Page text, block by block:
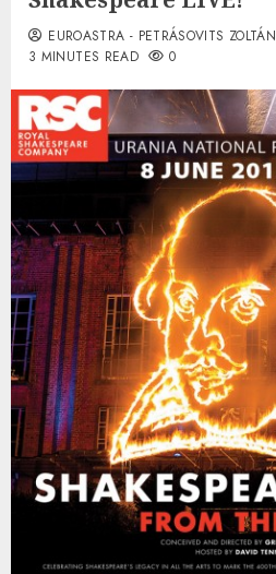
EUROASTRA - PETRÁSOVITS ZOLTÁN
3 MINUTES READ
0